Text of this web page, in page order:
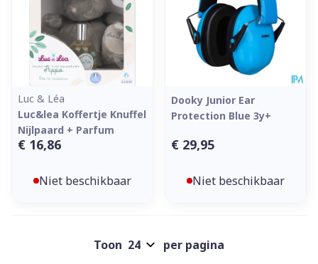
Luc & Léa
Luc&lea Koffertje Knuffel
Nijlpaard + Parfum
€ 16,86
Niet beschikbaar
Dooky Junior Ear
Protection Blue 3y+
€ 29,95
Niet beschikbaar
Toon per pagina